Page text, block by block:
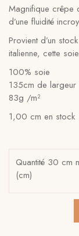
Magnifique crêpe
d’une fluidité
Provient d’un
italienne, cette
100% soie
135cm de largeur
83g /m²
1,00 cm en stock
Quantité 30 cm
(cm)